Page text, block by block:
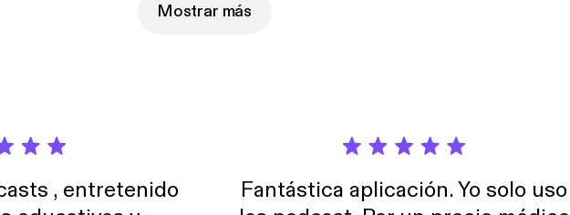
Mostrar más
, entretenido
Fantástica aplicación. Yo solo uso